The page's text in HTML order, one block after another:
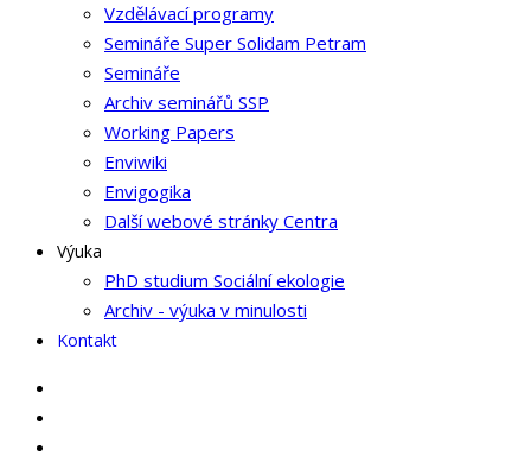
Vzdělávací programy
Semináře Super Solidam Petram
Semináře
Archiv seminářů SSP
Working Papers
Enviwiki
Envigogika
Další webové stránky Centra
Výuka
PhD studium Sociální ekologie
Archiv - výuka v minulosti
Kontakt